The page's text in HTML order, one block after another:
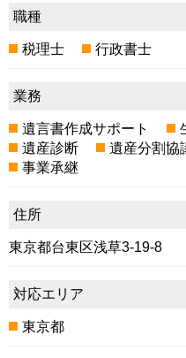
職種
税理士 行政書士
業務
遺言書作成サポート
遺産診断
遺産分割協
事業承継
住所
東京都台東区浅草3-19-8
対応エリア
東京都